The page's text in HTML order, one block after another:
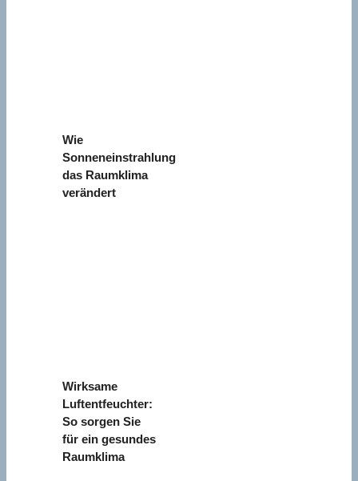
Wie
Sonneneinstrahlung
das Raumklima
verändert
Wirksame
Luftentfeuchter:
So sorgen Sie
für ein gesundes
Raumklima